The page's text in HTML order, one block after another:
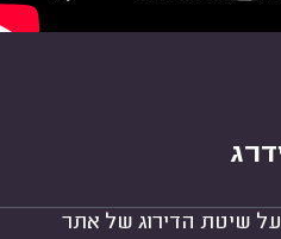
שיטת הדירוג של אתר